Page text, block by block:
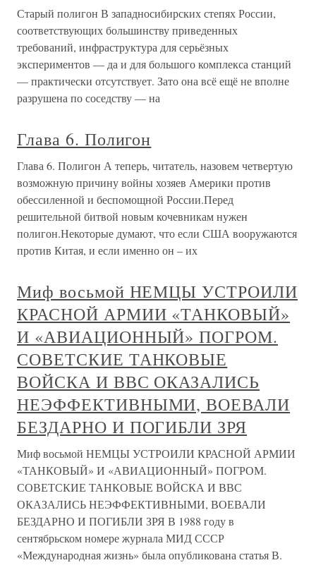
Старый полигон В западносибирских степях России,
соответствующих большинству приведенных
требований, инфраструктура для серьёзных
экспериментов — да и для большого комплекса станций
— практически отсутствует. Зато она всё ещё не вполне
разрушена по соседству — на
Глава 6. Полигон
Глава 6. Полигон А теперь, читатель, назовем четвертую
возможную причину войны хозяев Америки против
обессиленной и беспомощной России.Перед
решительной битвой новым кочевникам нужен
полигон.Некоторые думают, что если США вооружаются
против Китая, и если именно он – их
Миф восьмой НЕМЦЫ УСТРОИЛИ
КРАСНОЙ АРМИИ «ТАНКОВЫЙ»
И «АВИАЦИОННЫЙ» ПОГРОМ.
СОВЕТСКИЕ ТАНКОВЫЕ
ВОЙСКА И ВВС ОКАЗАЛИСЬ
НЕЭФФЕКТИВНЫМИ, ВОЕВАЛИ
БЕЗДАРНО И ПОГИБЛИ ЗРЯ
Миф восьмой НЕМЦЫ УСТРОИЛИ КРАСНОЙ АРМИИ
«ТАНКОВЫЙ» И «АВИАЦИОННЫЙ» ПОГРОМ.
СОВЕТСКИЕ ТАНКОВЫЕ ВОЙСКА И ВВС
ОКАЗАЛИСЬ НЕЭФФЕКТИВНЫМИ, ВОЕВАЛИ
БЕЗДАРНО И ПОГИБЛИ ЗРЯ В 1988 году в
сентябрьском номере журнала МИД СССР
«Международная жизнь» была опубликована статья В.